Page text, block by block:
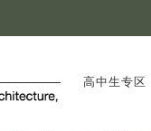
高中生专区